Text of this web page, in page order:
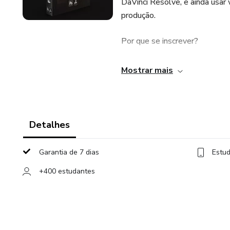
produção.
Por que se inscrever?
Aulas Práticas: Você vai
Mostrar mais
Detalhes
Garantia de 7 dias
+400 estudantes